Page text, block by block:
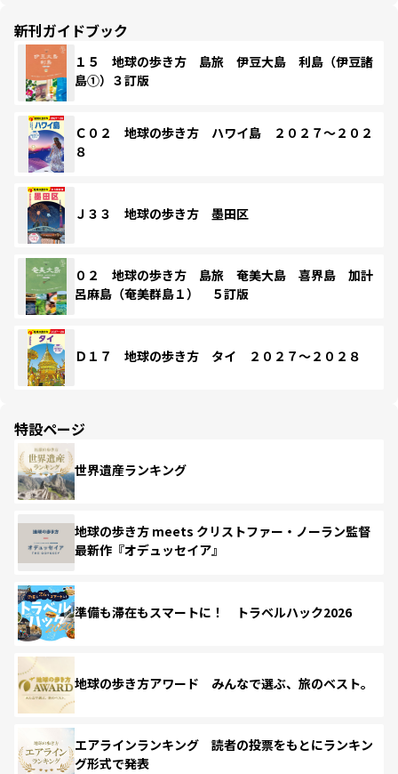
新刊ガイドブック
１５ 地球の歩き方 島旅 伊豆大島 利島（伊豆諸
島①）３訂版
Ｃ０２ 地球の歩き方 ハワイ島 ２０２７～２０２
８
Ｊ３３ 地球の歩き方 墨田区
０２ 地球の歩き方 島旅 奄美大島 喜界島 加計
呂麻島（奄美群島１） ５訂版
Ｄ１７ 地球の歩き方 タイ ２０２７～２０２８
特設ページ
世界遺産ランキング
地球の歩き方 meets クリストファー・ノーラン監督
最新作『オデュッセイア』
準備も滞在もスマートに！ トラベルハック2026
地球の歩き方アワード みんなで選ぶ、旅のベスト。
エアラインランキング 読者の投票をもとにランキン
グ形式で発表